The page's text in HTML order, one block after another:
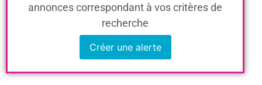
annonces correspondant à vos critères de
recherche
Créer une alerte